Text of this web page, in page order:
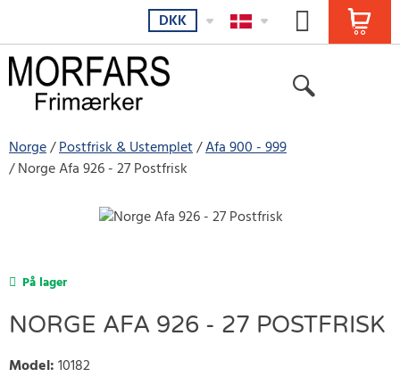
DKK
Norge Postfrisk & Ustemplet Afa 900 - 999
Norge Afa 926 - 27 Postfrisk
På lager
NORGE AFA 926 - 27 POSTFRISK
Model:10182